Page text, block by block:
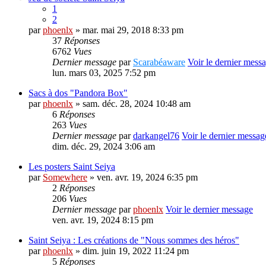
1
2
parphoenlx » mar. mai 29, 2018 8:33 pm
37 Réponses
6762 Vues
Dernier message par Scarabéaware Voir le dernier
lun. mars 03, 2025 7:52 pm
Sacs à dos "Pandora Box"
parphoenlx » sam. déc. 28, 2024 10:48 am
6 Réponses
263 Vues
Dernier message pardarkangel76 Voir le dernier
dim. déc. 29, 2024 3:06 am
Les posters Saint Seiya
par Somewhere » ven. avr. 19, 2024 6:35 pm
2 Réponses
206 Vues
Dernier message parphoenlx Voir le dernier message
ven. avr. 19, 2024 8:15 pm
Saint Seiya : Les créations de "Nous sommes des héros"
parphoenlx » dim. juin 19, 2022 11:24 pm
5 Réponses